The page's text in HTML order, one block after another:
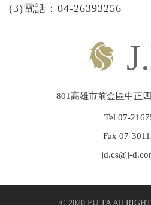
(3)電話：04-26393256
801高雄市前金區中正
Tel 07-
Fax 07-
jd.cs@j-
© 2020 FU TA All